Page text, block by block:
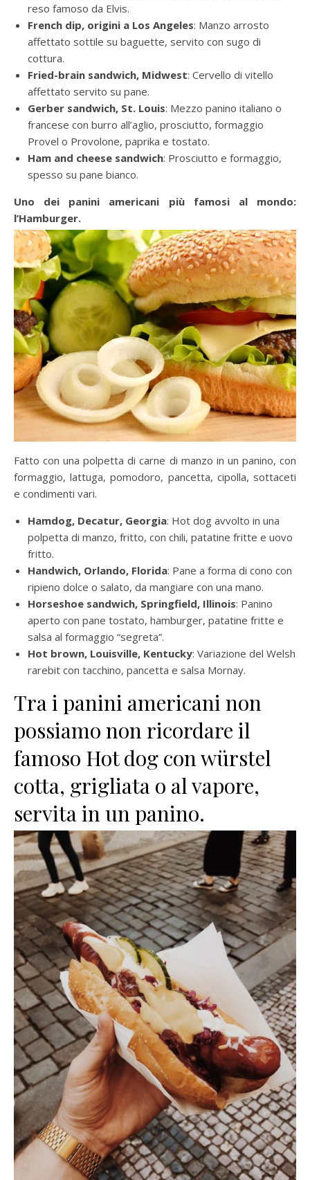
reso famoso da Elvis.
French dip, origini a Los Angeles: Manzo arrosto
affettato sottile su baguette, servito con sugo di
cottura.
Fried-brain sandwich, Midwest: Cervello di vitello
affettato servito su pane.
Gerber sandwich, St. Louis: Mezzo panino italiano o
francese con burro all’aglio, prosciutto, formaggio
Provel o Provolone, paprika e tostato.
Ham and cheese sandwich: Prosciutto e formaggio,
spesso su pane bianco.
Uno dei panini americani più famosi al mondo:
l’Hamburger.
Fatto con una polpetta di carne di manzo in un panino, con
formaggio, lattuga, pomodoro, pancetta, cipolla, sottaceti
e condimenti vari.
Hamdog, Decatur, Georgia: Hot dog avvolto in una
polpetta di manzo, fritto, con chili, patatine fritte e uovo
fritto.
Handwich, Orlando, Florida: Pane a forma di cono con
ripieno dolce o salato, da mangiare con una mano.
Horseshoe sandwich, Springfield, Illinois: Panino
aperto con pane tostato, hamburger, patatine fritte e
salsa al formaggio “segreta”.
Hot brown, Louisville, Kentucky: Variazione del Welsh
rarebit con tacchino, pancetta e salsa Mornay.
Tra i panini americani non
possiamo non ricordare il
famoso Hot dog con würstel
cotta, grigliata o al vapore,
servita in un panino.